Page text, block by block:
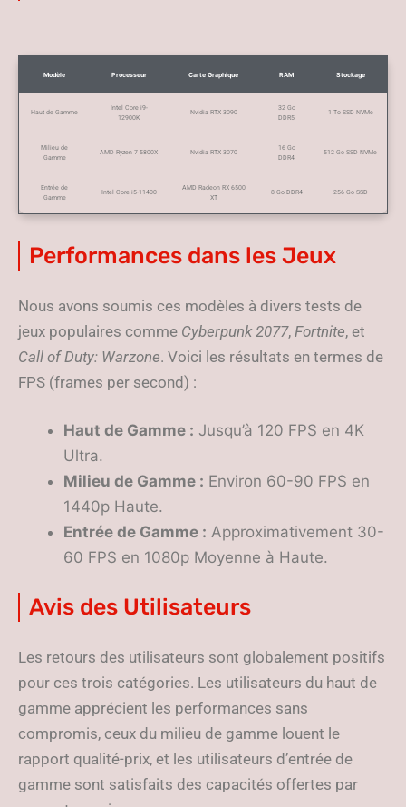
Modèle Processeur Carte Graphique RAM Stockage
Haut de Gamme
Intel Core i9-
12900K
Nvidia RTX 3090
32 Go
DDR5
1 To SSD NVMe
Milieu de
Gamme
AMD Ryzen 7 5800X Nvidia RTX 3070
16 Go
DDR4
512 Go SSD NVMe
Entrée de
Gamme
Intel Core i5-11400
AMD Radeon RX 6500
XT
8 Go DDR4 256 Go SSD
Performances dans les Jeux
Nous avons soumis ces modèles à divers tests de
jeux populaires comme Cyberpunk 2077, Fortnite, et
Call of Duty: Warzone. Voici les résultats en termes de
FPS (frames per second) :
Haut de Gamme : Jusqu’à 120 FPS en 4K
Ultra.
Milieu de Gamme : Environ 60-90 FPS en
1440p Haute.
Entrée de Gamme : Approximativement 30-
60 FPS en 1080p Moyenne à Haute.
Avis des Utilisateurs
Les retours des utilisateurs sont globalement positifs
pour ces trois catégories. Les utilisateurs du haut de
gamme apprécient les performances sans
compromis, ceux du milieu de gamme louent le
rapport qualité-prix, et les utilisateurs d’entrée de
gamme sont satisfaits des capacités offertes par